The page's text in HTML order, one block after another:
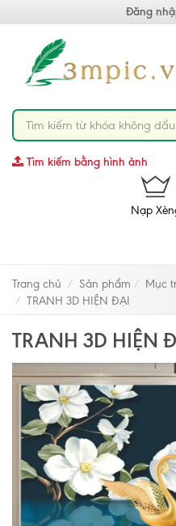
Đăng
Tìm kiếm bằng hình ảnh
Nạp
Trang chủ Sản phẩm Mục
TRANH 3D HIỆN ĐẠI
TRANH 3D HIỆN